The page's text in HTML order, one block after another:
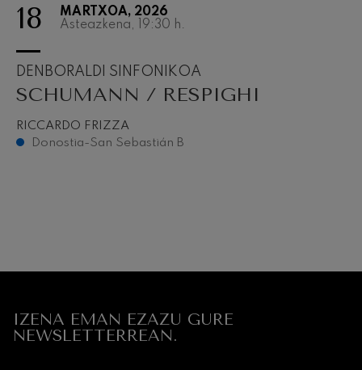
18
MARTXOA, 2026
Asteazkena, 19:30 h.
DENBORALDI SINFONIKOA
SCHUMANN / RESPIGHI
RICCARDO FRIZZA
Donostia-San Sebastián B
IZENA EMAN EZAZU GURE
NEWSLETTERREAN.